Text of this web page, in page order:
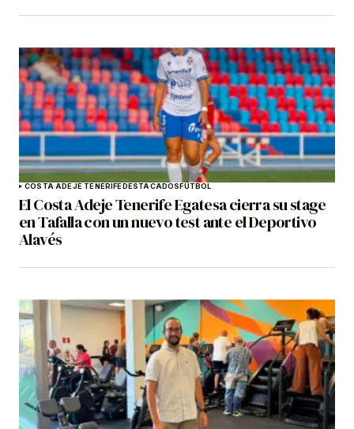
COSTA ADEJE TENERIFEDESTACADOSFÚTBOL
El Costa Adeje Tenerife Egatesa cierra su stage
en Tafalla con un nuevo test ante el Deportivo
Alavés